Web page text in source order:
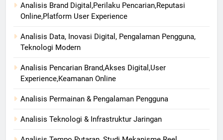
Analisis Brand Digital,Perilaku Pencarian,Reputasi
Online,Platform User Experience
Analisis Data, Inovasi Digital, Pengalaman Pengguna,
Teknologi Modern
Analisis Pencarian Brand,Akses Digital,User
Experience,Keamanan Online
Analisis Permainan & Pengalaman Pengguna
Analisis Teknologi & Infrastruktur Jaringan